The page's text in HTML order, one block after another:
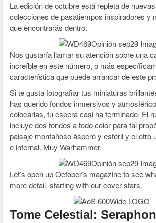
La edición de octubre está repleta de
colecciones de pasatiempos inspiradores y
que encontrarás dentro.
Nos gustaría llamar su atención sobre una
increíble en este número, o más
característica que puede arrancar de este
Si te gusta fotografiar tus miniaturas
has querido fondos inmersivos y
colocarlas, tu espera casi ha terminado. El
incluye dos fondos a todo color para tal
paisaje montañoso áspero y estéril y el otro
e infernal. Muy Warhammer.
Let’s open up October’s magazine to see
more detail, starting with our cover stars.
Tome Celestial: Seraphon